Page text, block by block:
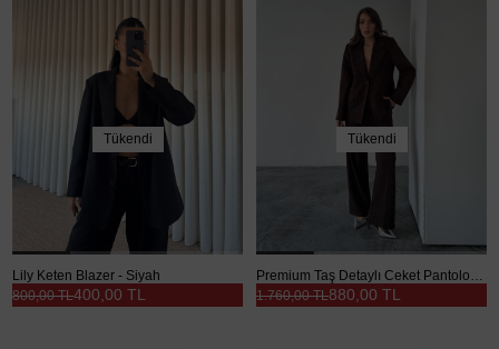
Tükendi
Lily Keten Blazer - Siyah
400,00 TL
800,00 TL
Tükendi
Premium Taş Detaylı Ceket Pantolon Takım - Kahve
880,00 TL
1.760,00 TL